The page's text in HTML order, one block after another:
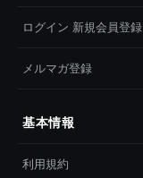
ログイン 新規会員登録
メルマガ登録
基本情報
利用規約